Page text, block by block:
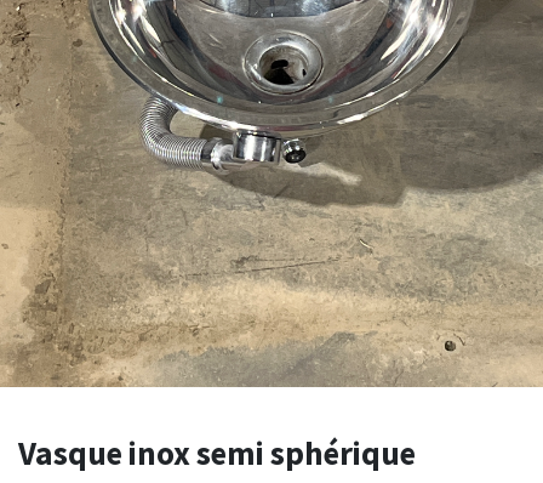
Vasque inox semi sphérique